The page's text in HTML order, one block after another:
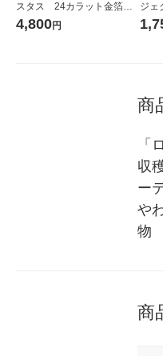
スタス 24カラット金箔
入 スパークリングワイ
4,800円
ジェ
スパ
商
「
収
ー
や
物
商